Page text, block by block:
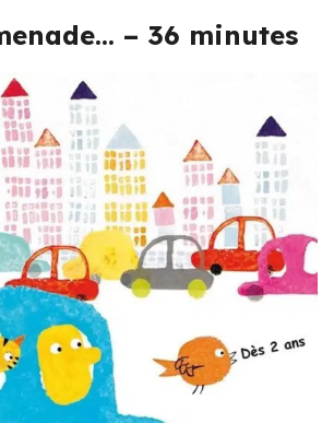
– 36 minutes